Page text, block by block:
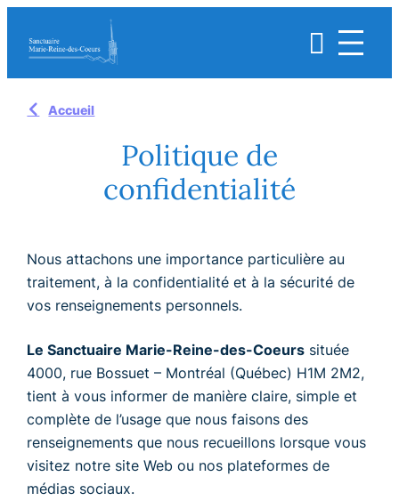
contenu

Accueil
Politique de
confidentialité
Nous attachons une importance particulière au
traitement, à la confidentialité et à la sécurité de
vos renseignements personnels.
Le Sanctuaire Marie-Reine-des-Coeurs située
4000, rue Bossuet – Montréal (Québec) H1M 2M2,
tient à vous informer de manière claire, simple et
complète de l’usage que nous faisons des
renseignements que nous recueillons lorsque vous
visitez notre site Web ou nos plateformes de
médias sociaux.